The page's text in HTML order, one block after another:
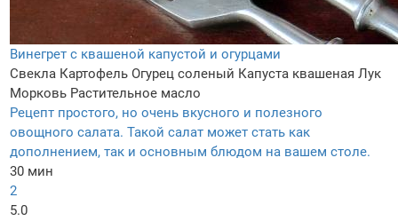
Винегрет с квашеной капустой и огурцами
Свекла Картофель Огурец соленый Капуста квашеная Лук
Морковь Растительное масло
Рецепт простого, но очень вкусного и полезного
овощного салата. Такой салат может стать как
дополнением, так и основным блюдом на вашем столе.
30 мин
2
5.0